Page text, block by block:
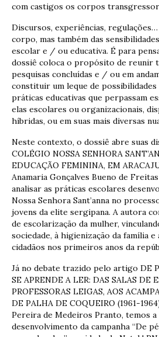
com castigos os corpos
Discursos, experiências, regulações…
corpo, mas também das
escolar e / ou educativa. É para
dossiê coloca o propósito de reunir
pesquisas concluídas e / ou em
constituir um leque de
práticas educativas que perpassam
elas escolares ou organizacionais,
híbridas, ou em suas mais diversas
Neste contexto, o dossiê abre suas
COLÉGIO NOSSA SENHORA
EDUCAÇÃO FEMININA, EM
Anamaria Gonçalves Bueno de
analisar as práticas escolares
Nossa Senhora Sant’anna no
jovens da elite sergipana. A autora
de escolarização da mulher,
sociedade, à higienização da família
cidadãos nos primeiros anos da
Já no debate trazido pelo artigo DE
SE APRENDE A LER: DAS SALAS DE
PROFESSORAS LEIGAS, AOS
DE PALHA DE COQUEIRO (1961-
Pereira de Medeiros Pranto, temos a
desenvolvimento da campanha “De